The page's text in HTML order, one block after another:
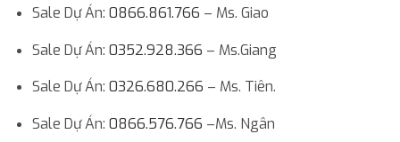
Sale Dự Án: 0866.861.766 – Ms. Giao
Sale Dự Án: 0352.928.366 – Ms.Giang
Sale Dự Án: 0326.680.266 – Ms. Tiên.
Sale Dự Án: 0866.576.766 –Ms. Ngân